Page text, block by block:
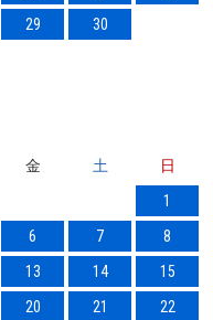
29 30
金 土
日
1
6 7
8
13 14
15
20 21 22